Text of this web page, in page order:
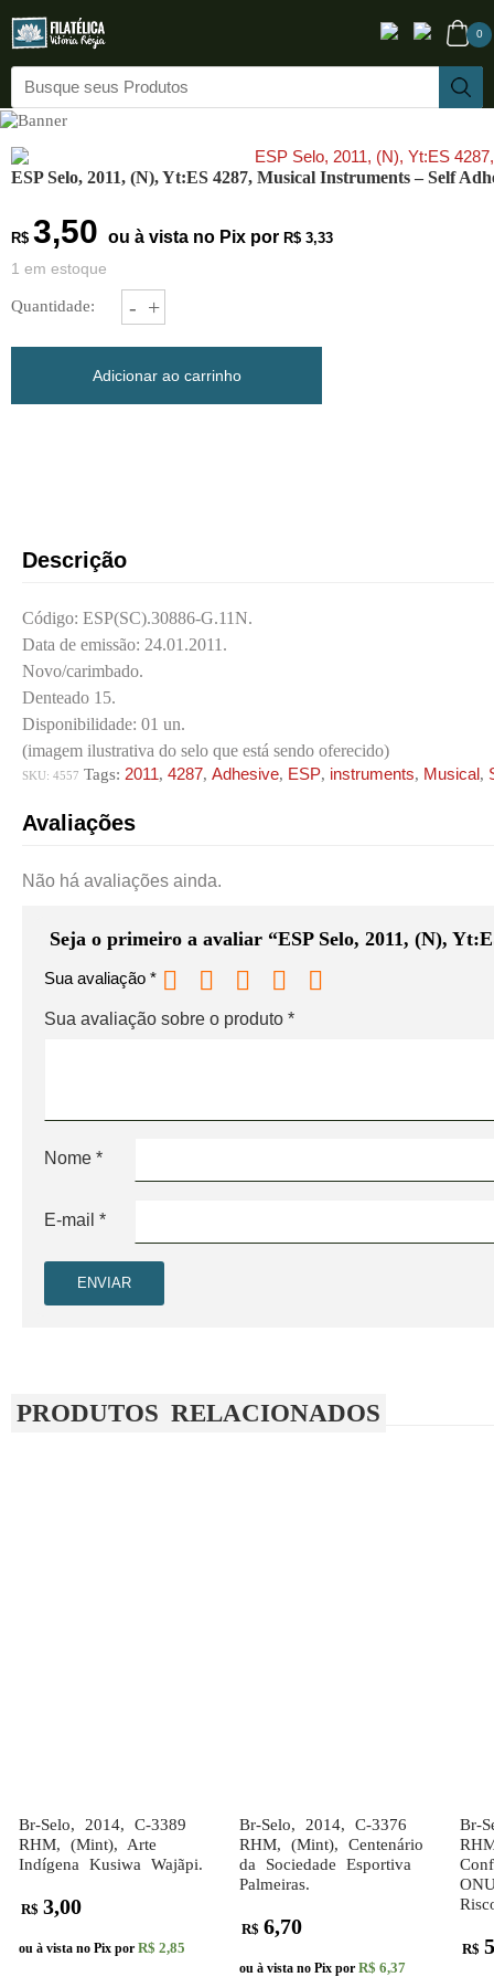
0
ESP Selo, 2011, (N), Yt:ES 4287, Musical Instruments – Self
R$ 3,50 ou à vista no Pix por R$ 3,33
1 em estoque
ESP
Selo,
quantidade
Quantidade: - +
Adicionar ao carrinho
Descrição
Código: ESP(SC).30886-G.11N.
Data de emissão: 24.01.2011.
Novo/carimbado.
Denteado 15.
Disponibilidade: 01 un.
(imagem ilustrativa do selo que está sendo oferecido)
SKU: 4557 Tags: 2011, 4287, Adhesive, ESP, instruments, Musical,
Avaliações
Não há avaliações ainda.
Seja o primeiro a avaliar “ESP Selo, 2011, (N),
Sua avaliação *
Sua avaliação sobre o produto *
Nome *
E-mail *
PRODUTOS RELACIONADOS
Br-Selo, 2014, C-3389
RHM, (Mint), Arte
Indígena Kusiwa Wajãpi.
R$ 3,00
ou à vista no Pix por R$ 2,85
Br-Selo, 2014, C-3376
RHM, (Mint), Centenário
da Sociedade Esportiva
Palmeiras.
R$ 6,70
ou à vista no Pix por R$ 6,37
Br-
R$